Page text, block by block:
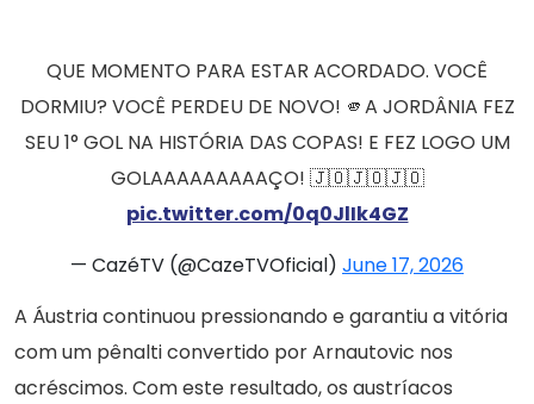
QUE MOMENTO PARA ESTAR ACORDADO. VOCÊ
DORMIU? VOCÊ PERDEU DE NOVO! 🫵A JORDÂNIA FEZ
SEU 1° GOL NA HISTÓRIA DAS COPAS! E FEZ LOGO UM
GOLAAAAAAAAAÇO! 🇯🇴🇯🇴🇯🇴
pic.twitter.com/0q0JlIk4GZ
— CazéTV (@CazeTVOficial) June 17, 2026
A Áustria continuou pressionando e garantiu a vitória
com um pênalti convertido por Arnautovic nos
acréscimos. Com este resultado, os austríacos